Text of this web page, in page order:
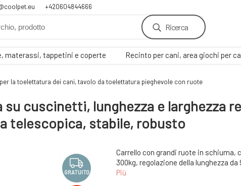
+420604844666
Ricerca
materassi, tappetini e coperte Recinto per cani, area giochi per
la toelettatura dei cani, tavolo da toelettatura pieghevole con ruote
cuscinetti, lunghezza e larghezza
telescopica, stabile, robusto
GRATUITO
Carrello con grandi ruote in schiuma,
300kg, regolazione della lunghezza da
Più